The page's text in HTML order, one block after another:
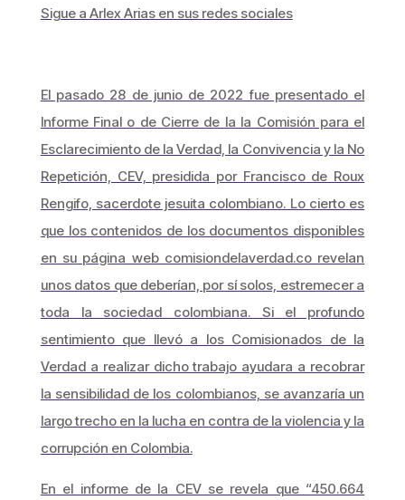
Sigue a Arlex Arias en sus redes sociales
El pasado 28 de junio de 2022 fue presentado el
Informe Final o de Cierre de la la Comisión para el
Esclarecimiento de la Verdad, la Convivencia y la No
Repetición, CEV, presidida por Francisco de Roux
Rengifo, sacerdote jesuita colombiano. Lo cierto es
que los contenidos de los documentos disponibles
en su página web comisiondelaverdad.co revelan
unos datos que deberían, por sí solos, estremecer a
toda la sociedad colombiana. Si el profundo
sentimiento que llevó a los Comisionados de la
Verdad a realizar dicho trabajo ayudara a recobrar
la sensibilidad de los colombianos, se avanzaría un
largo trecho en la lucha en contra de la violencia y la
corrupción en Colombia.
En el informe de la CEV se revela que “450.664